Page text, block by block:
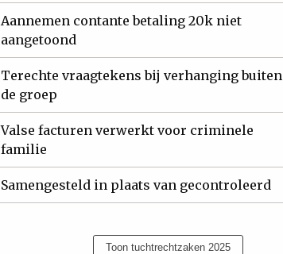
Aannemen contante betaling 20k niet
aangetoond
Terechte vraagtekens bij verhanging buiten
de groep
Valse facturen verwerkt voor criminele
familie
Samengesteld in plaats van gecontroleerd
Toon tuchtrechtzaken 2025